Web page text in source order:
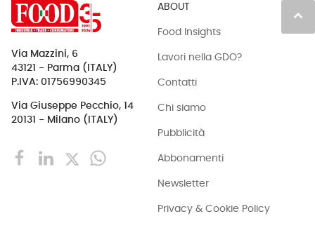
keyboard_arrow_up
Via Mazzini, 6
43121 - Parma (ITALY)
P.IVA: 01756990345
Via Giuseppe Pecchio, 14
20131 - Milano (ITALY)
ABOUT
Food Insights
Lavori nella GDO?
Contatti
Chi siamo
Pubblicità
Abbonamenti
Newsletter
Privacy & Cookie Policy